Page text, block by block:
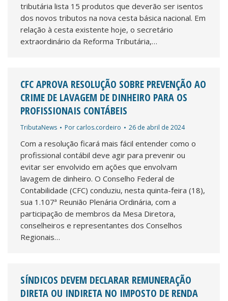
tributária lista 15 produtos que deverão ser isentos
dos novos tributos na nova cesta básica nacional. Em
relação à cesta existente hoje, o secretário
extraordinário da Reforma Tributária,…
CFC APROVA RESOLUÇÃO SOBRE PREVENÇÃO AO
CRIME DE LAVAGEM DE DINHEIRO PARA OS
PROFISSIONAIS CONTÁBEIS
TributaNews Por carlos.cordeiro 26 de abril de 2024
Com a resolução ficará mais fácil entender como o
profissional contábil deve agir para prevenir ou
evitar ser envolvido em ações que envolvam
lavagem de dinheiro. O Conselho Federal de
Contabilidade (CFC) conduziu, nesta quinta-feira (18),
sua 1.107ª Reunião Plenária Ordinária, com a
participação de membros da Mesa Diretora,
conselheiros e representantes dos Conselhos
Regionais…
SÍNDICOS DEVEM DECLARAR REMUNERAÇÃO
DIRETA OU INDIRETA NO IMPOSTO DE RENDA